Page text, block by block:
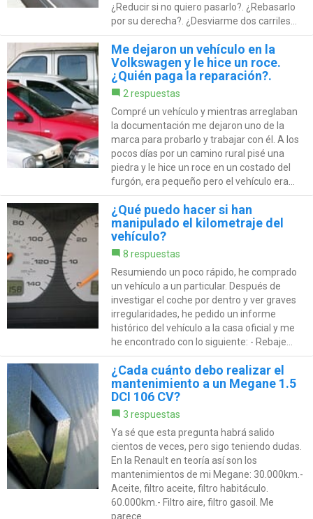
¿Reducir si no quiero pasarlo?. ¿Rebasarlo
por su derecha?. ¿Desviarme dos carriles...
Me dejaron un vehículo en la
Volkswagen y le hice un roce.
¿Quién paga la reparación?.
2 respuestas
Compré un vehículo y mientras arreglaban
la documentación me dejaron uno de la
marca para probarlo y trabajar con él. A los
pocos días por un camino rural pisé una
piedra y le hice un roce en un costado del
furgón, era pequeño pero el vehículo era...
¿Qué puedo hacer si han
manipulado el kilometraje del
vehículo?
8 respuestas
Resumiendo un poco rápido, he comprado
un vehículo a un particular. Después de
investigar el coche por dentro y ver graves
irregularidades, he pedido un informe
histórico del vehículo a la casa oficial y me
he encontrado con lo siguiente: - Rebaje...
¿Cada cuánto debo realizar el
mantenimiento a un Megane 1.5
DCI 106 CV?
3 respuestas
Ya sé que esta pregunta habrá salido
cientos de veces, pero sigo teniendo dudas.
En la Renault en teoría así son los
mantenimientos de mi Megane: 30.000km.-
Aceite, filtro aceite, filtro habitáculo.
60.000km.- Filtro aire, filtro gasoil. Me
parece...